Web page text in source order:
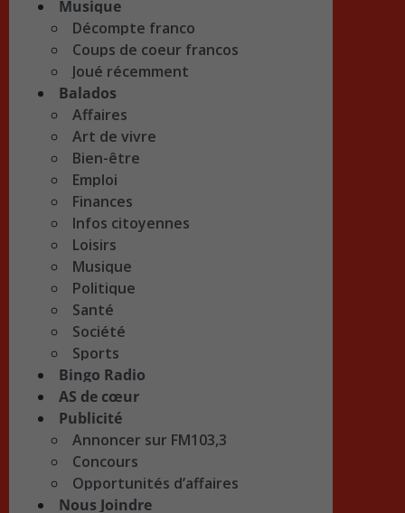
Musique
Décompte franco
Coups de coeur francos
Joué récemment
Balados
Affaires
Art de vivre
Bien-être
Emploi
Finances
Infos citoyennes
Loisirs
Musique
Politique
Santé
Société
Sports
Bingo Radio
AS de cœur
Publicité
Annoncer sur FM103,3
Concours
Opportunités d’affaires
Nous Joindre